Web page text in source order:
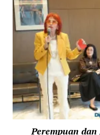
Perempuan